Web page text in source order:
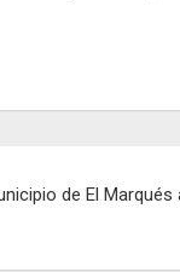
de El